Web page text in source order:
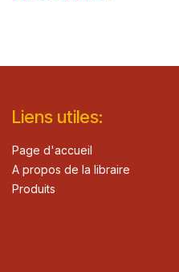
Lie​ns utiles:
Page d'accueil
A propos de la libraire
Produits